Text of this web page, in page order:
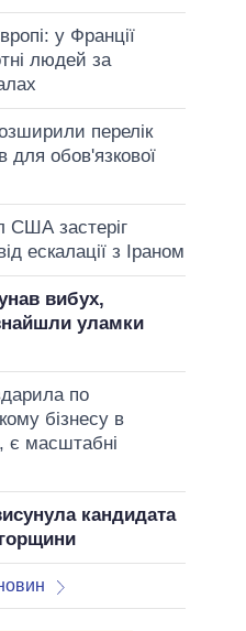
у Франції
людей за
перелік
для обов'язкової
США застеріг
ескалації з Іраном
вибух,
уламки
по
бізнесу в
є масштабні
кандидата